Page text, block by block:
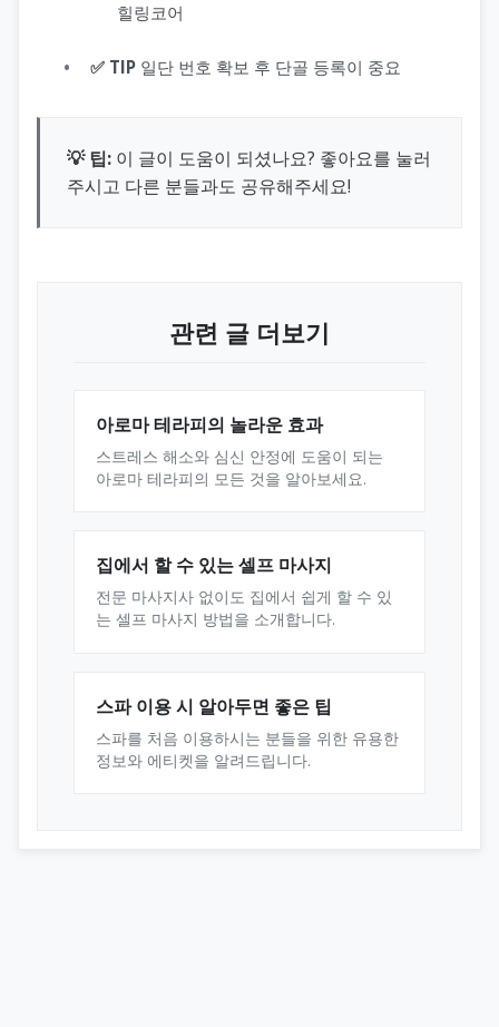
힐링코어
✅ TIP 일단 번호 확보 후 단골 등록이 중요
💡 팁: 이 글이 도움이 되셨나요? 좋아요를 눌러
주시고 다른 분들과도 공유해주세요!
관련 글 더보기
아로마 테라피의 놀라운 효과
스트레스 해소와 심신 안정에 도움이 되는
아로마 테라피의 모든 것을 알아보세요.
집에서 할 수 있는 셀프 마사지
전문 마사지사 없이도 집에서 쉽게 할 수 있
는 셀프 마사지 방법을 소개합니다.
스파 이용 시 알아두면 좋은 팁
스파를 처음 이용하시는 분들을 위한 유용한
정보와 에티켓을 알려드립니다.